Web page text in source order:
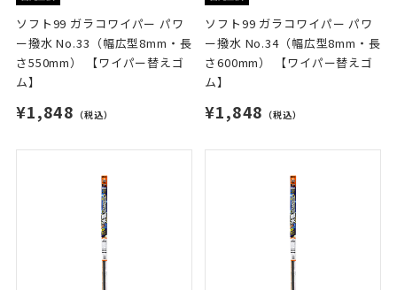
ソフト99 ガラコワイパー パワ
ー撥水 No.33（幅広型8mm・長
さ550mm） 【ワイパー替えゴ
ム】
¥1,848 （税込）
ソフト99 ガラコワイパー パワ
ー撥水 No.34（幅広型8mm・長
さ600mm） 【ワイパー替えゴ
ム】
¥1,848 （税込）